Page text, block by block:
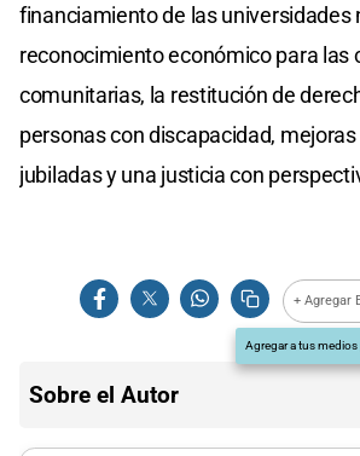
financiamiento de las universidades
reconocimiento económico para las
comunitarias, la restitución de
personas con discapacidad,
jubiladas y una justicia con
+ Agregar
Agregar a tus
Sobre el Autor